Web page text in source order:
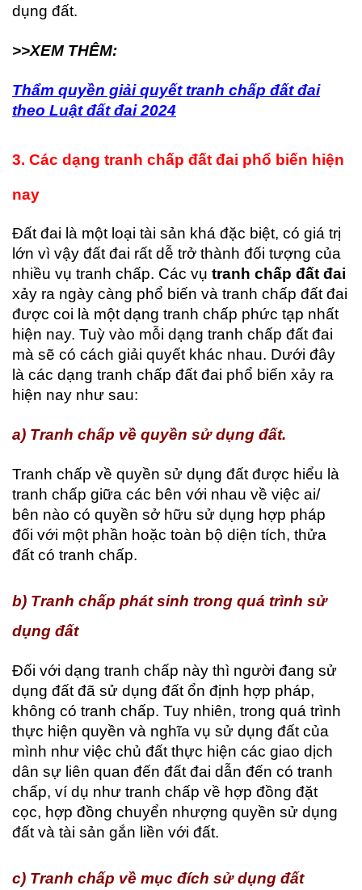
dụng đất.
>>XEM THÊM:
Thẩm quyền giải quyết tranh chấp đất đai
theo Luật đất đai 2024
3. Các dạng tranh chấp đất đai phổ biến hiện
nay
Đất đai là một loại tài sản khá đặc biệt, có giá trị
lớn vì vậy đất đai rất dễ trở thành đối tượng của
nhiều vụ tranh chấp. Các vụ tranh chấp đất đai
xảy ra ngày càng phổ biến và tranh chấp đất đai
được coi là một dạng tranh chấp phức tạp nhất
hiện nay. Tuỳ vào mỗi dạng tranh chấp đất đai
mà sẽ có cách giải quyết khác nhau. Dưới đây
là các dạng tranh chấp đất đai phổ biến xảy ra
hiện nay như sau:
a) Tranh chấp về quyền sử dụng đất.
Tranh chấp về quyền sử dụng đất được hiểu là
tranh chấp giữa các bên với nhau về việc ai/
bên nào có quyền sở hữu sử dụng hợp pháp
đối với một phần hoặc toàn bộ diện tích, thửa
đất có tranh chấp.
b) Tranh chấp phát sinh trong quá trình sử
dụng đất
Đối với dạng tranh chấp này thì người đang sử
dụng đất đã sử dụng đất ổn định hợp pháp,
không có tranh chấp. Tuy nhiên, trong quá trình
thực hiện quyền và nghĩa vụ sử dụng đất của
mình như việc chủ đất thực hiện các giao dịch
dân sự liên quan đến đất đai dẫn đến có tranh
chấp, ví dụ như tranh chấp về hợp đồng đặt
cọc, hợp đồng chuyển nhượng quyền sử dụng
đất và tài sản gắn liền với đất.
c) Tranh chấp về mục đích sử dụng đất